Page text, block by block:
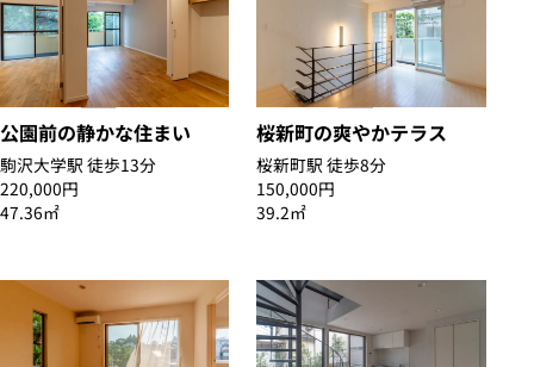
公園前の静かな住まい
駒沢大学駅 徒歩13分
220,000円
47.36㎡
桜新町の爽やかテラス
桜新町駅 徒歩8分
150,000円
39.2㎡